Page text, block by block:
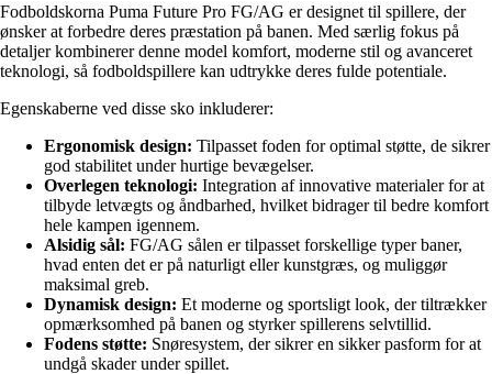
Fodboldskorna Puma Future Pro FG/AG er designet til spillere, der
ønsker at forbedre deres præstation på banen. Med særlig fokus på
detaljer kombinerer denne model komfort, moderne stil og avanceret
teknologi, så fodboldspillere kan udtrykke deres fulde potentiale.
Egenskaberne ved disse sko inkluderer:
Ergonomisk design: Tilpasset foden for optimal støtte, de sikrer
god stabilitet under hurtige bevægelser.
Overlegen teknologi: Integration af innovative materialer for at
tilbyde letvægts og åndbarhed, hvilket bidrager til bedre komfort
hele kampen igennem.
Alsidig sål: FG/AG sålen er tilpasset forskellige typer baner,
hvad enten det er på naturligt eller kunstgræs, og muliggør
maksimal greb.
Dynamisk design: Et moderne og sportsligt look, der tiltrækker
opmærksomhed på banen og styrker spillerens selvtillid.
Fodens støtte: Snøresystem, der sikrer en sikker pasform for at
undgå skader under spillet.